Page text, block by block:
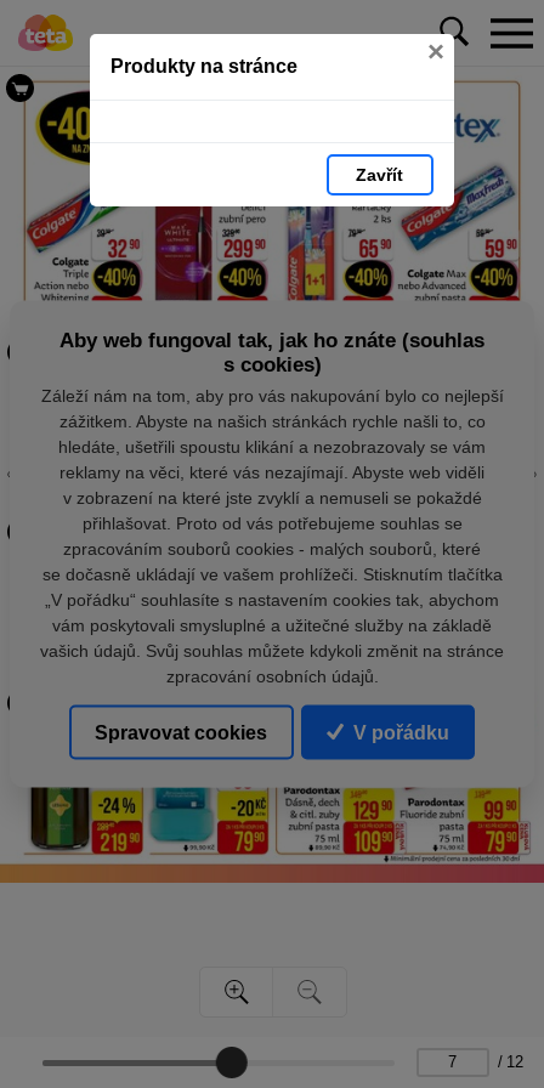
Produkty na stránce ×
Zavřít
/ 12
Aby web fungoval tak, jak ho znáte (souhlas
s cookies)
Záleží nám na tom, aby pro vás nakupování bylo co nejlepší
zážitkem. Abyste na našich stránkách rychle našli to, co
hledáte, ušetřili spoustu klikání a nezobrazovaly se vám
reklamy na věci, které vás nezajímají. Abyste web viděli
v zobrazení na které jste zvyklí a nemuseli se pokaždé
přihlašovat. Proto od vás potřebujeme souhlas se
zpracováním souborů cookies - malých souborů, které
se dočasně ukládají ve vašem prohlížeči. Stisknutím tlačítka
„V pořádku“ souhlasíte s nastavením cookies tak, abychom
vám poskytovali smysluplné a užitečné služby na základě
vašich údajů. Svůj souhlas můžete kdykoli změnit na stránce
zpracování osobních údajů.
Spravovat cookies V pořádku